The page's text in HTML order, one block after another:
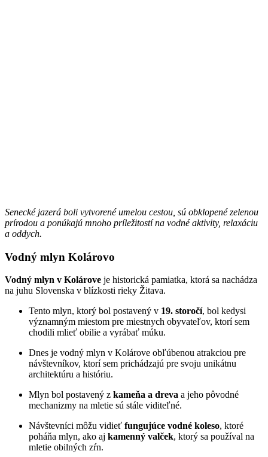
Senecké jazerá boli vytvorené umelou cestou, sú obklopené zelenou
prírodou a ponúkajú mnoho príležitostí na vodné aktivity, relaxáciu
a oddych.
Vodný mlyn Kolárovo
Vodný mlyn v Kolárove je historická pamiatka, ktorá sa nachádza
na juhu Slovenska v blízkosti rieky Žitava.
Tento mlyn, ktorý bol postavený v 19. storočí, bol kedysi
významným miestom pre miestnych obyvateľov, ktorí sem
chodili mlieť obilie a vyrábať múku.
Dnes je vodný mlyn v Kolárove obľúbenou atrakciou pre
návštevníkov, ktorí sem prichádzajú pre svoju unikátnu
architektúru a históriu.
Mlyn bol postavený z kameňa a dreva a jeho pôvodné
mechanizmy na mletie sú stále viditeľné.
Návštevníci môžu vidieť fungujúce vodné koleso, ktoré
poháňa mlyn, ako aj kamenný valček, ktorý sa používal na
mletie obilných zŕn.